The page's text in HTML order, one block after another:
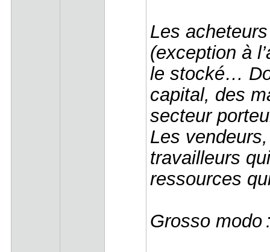
Les
(exception à
le stocké…
capital, des
secteur
Les
travailleurs
ressources
Grosso